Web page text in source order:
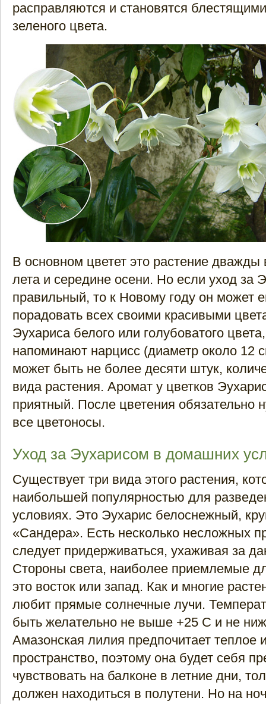
расправляются и становятся
зеленого цвета.
В основном цветет это растение дважды
лета и середине осени. Но если уход за
правильный, то к Новому году он может
порадовать всех своими красивыми
Эухариса белого или голубоватого
напоминают нарцисс (диаметр около 12
может быть не более десяти штук,
вида растения. Аромат у цветков
приятный. После цветения обязательно
все цветоносы.
Уход за Эухарисом в домашних
Существует три вида этого растения,
наибольшей популярностью для
условиях. Это Эухарис белоснежный,
«Сандера». Есть несколько несложных
следует придерживаться, ухаживая за
Стороны света, наиболее приемлемые
это восток или запад. Как и многие
любит прямые солнечные лучи.
быть желательно не выше +25 С и не
Амазонская лилия предпочитает теплое
пространство, поэтому она будет себя
чувствовать на балконе в летние дни,
должен находиться в полутени. Но на